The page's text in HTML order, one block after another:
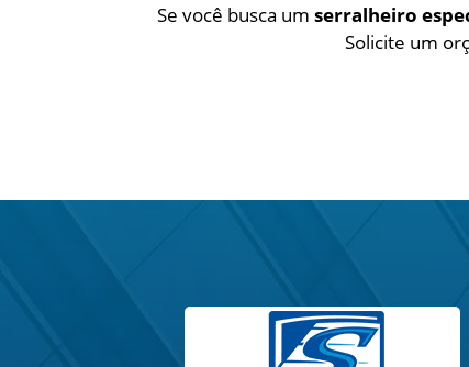
Se você busca um serralheiro
Solicite um